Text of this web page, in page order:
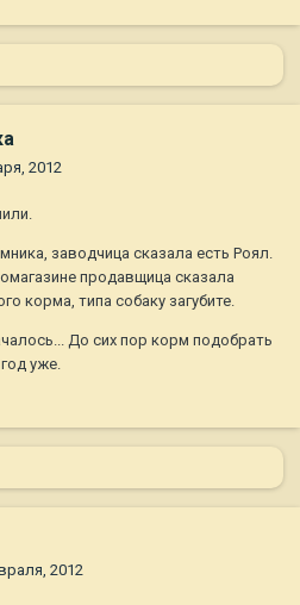
2012
заводчица сказала есть Роял.
продавщица сказала
корма, типа собаку загубите.
До сих пор корм подобрать
уже.
2012